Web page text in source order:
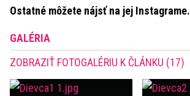
Ostatné môžete nájsť na jej Instagrame.
GALÉRIA
ZOBRAZIŤ FOTOGALÉRIU K ČLÁNKU (17)